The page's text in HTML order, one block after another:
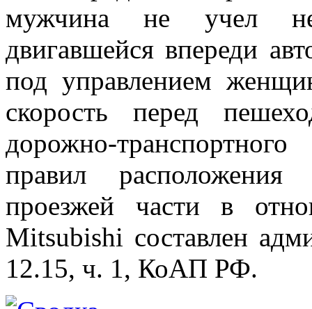
мужчина не учел
двигавшейся впереди
под управлением
скорость перед
дорожно-
правил расположения
проезжей части в
Mitsubishi составлен
12.15, ч. 1, КоАП РФ.